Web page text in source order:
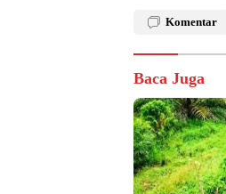
Komentar
Baca Juga